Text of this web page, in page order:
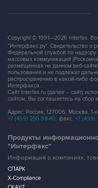
Copyright © 1991—2026 Interfax.
"Интерфакс.ру". Свидетельство
Федеральной службой по
массовых коммуникаций
размещенная на данном веб-
пользования и не подлежит
распространению в какой-либо
Интерфакса.
Сайт Interfax.ru (далее – сайт)
сайтом, Вы соглашаетесь на сбор
Адрес: Россия, 127006, Москва, 1-
+7 (499) 250-98-40, факс: +7 (499)
Продукты
"Интерфакс"
Информация о компаниях,
СПАРК
X-Compliance